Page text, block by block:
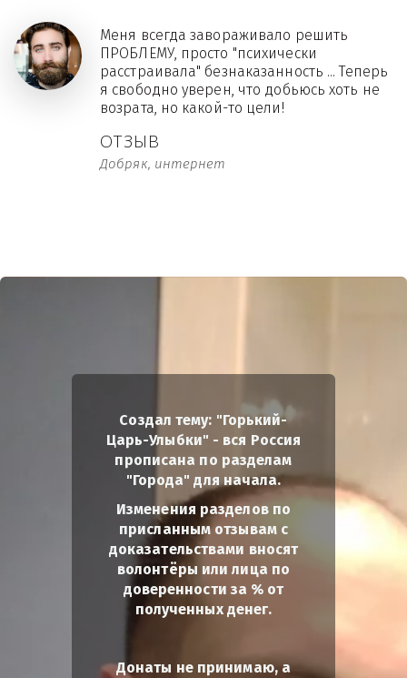
ОТЗЫВ
Добряк, интернет
Меня всегда завораживало решить
ПРОБЛЕМУ, просто "психически
расстраивала" безнаказанность ... Теперь
я свободно уверен, что добьюсь хоть не
возрата, но какой-то цели!
Создал тему: "Горький-
Царь-Улыбки" - вся Россия
прописана по разделам
"Города" для начала.
Изменения разделов по
присланным отзывам с
доказательствами вносят
волонтёры или лица по
доверенности за % от
полученных денег.
Донаты не принимаю, а